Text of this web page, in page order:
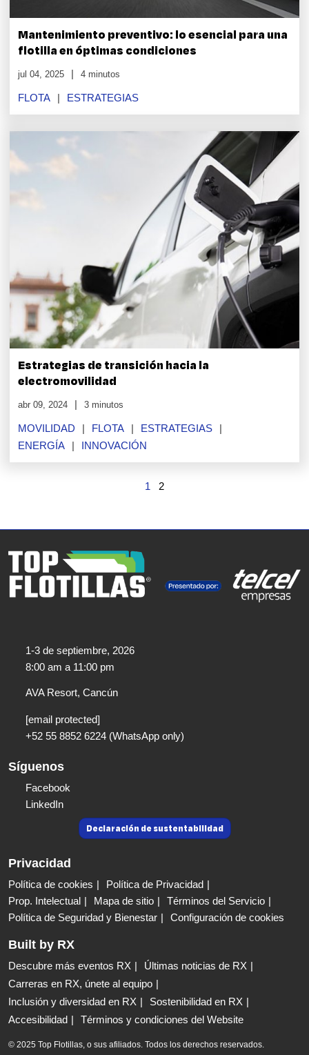
Mantenimiento preventivo: lo esencial para una
flotilla en óptimas condiciones
jul 04, 2025 4 minutos
FLOTA ESTRATEGIAS
Estrategias de transición hacia la
electromovilidad
abr 09, 2024 3 minutos
MOVILIDAD FLOTA
ESTRATEGIAS
ENERGÍA
INNOVACIÓN
1 2
1-3 de septiembre, 2026
8:00 am a 11:00 pm​
AVA Resort, Cancún
[email protected]
+52 55 8852 6224 (WhatsApp only)
Síguenos
Facebook
LinkedIn
Declaración de sustentabilidad
Privacidad
Política de cookies
Política de Privacidad
Prop. Intelectual
Mapa de sitio
Términos del Servicio
Política de Seguridad y Bienestar
Configuración de cookies
Built by RX
Descubre más eventos RX
Últimas noticias de RX
Carreras en RX, únete al equipo
Inclusión y diversidad en RX
Sostenibilidad en RX
Accesibilidad
Términos y condiciones del Website
© 2025 Top Flotillas, o sus afiliados. Todos los derechos reservados.